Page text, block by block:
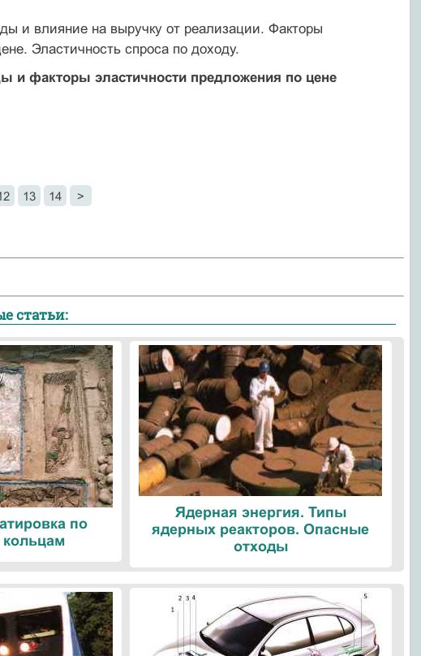
и влияние на выручку от реализации. Факторы
Эластичность спроса по доходу.
и факторы эластичности предложения по цене
13 14 >
статьи:
по
Ядерная энергия. Типы
ядерных реакторов. Опасные
отходы